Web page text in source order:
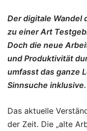
Der digitale Wandel
zu einer Art
Doch die neue
und Produktivität
umfasst das ganze
Sinnsuche inklusive.
Das aktuelle
der Zeit. Die „alte